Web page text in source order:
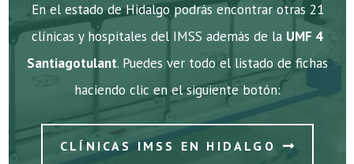
En el estado de Hidalgo podrás encontrar otras 21
clínicas y hospitales del IMSS además de la UMF 4
Santiagotulant. Puedes ver todo el listado de fichas
haciendo clic en el siguiente botón:
CLÍNICAS IMSS EN HIDALGO